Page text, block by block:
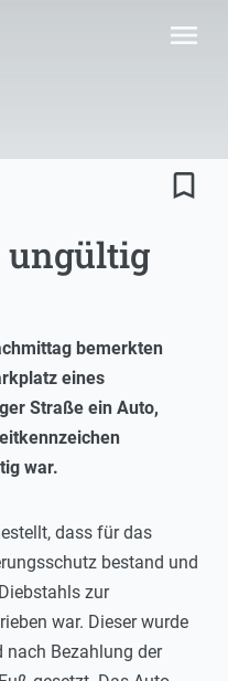
menu
bookmark_border
ungültig
bemerkten
eines
Straße ein Auto,
war.
dass für das
bestand und
zur
war. Dieser wurde
Bezahlung der